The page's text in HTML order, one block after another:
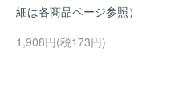
細は各商品ページ参照）
1,908円(税173円)